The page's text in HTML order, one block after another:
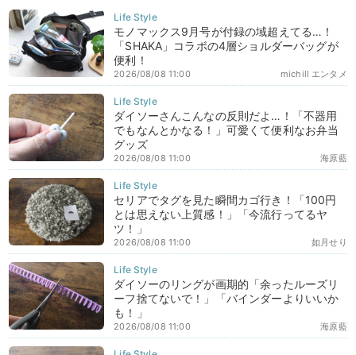
モノマックス9月号が付録の域超えてる…！
「SHAKA」コラボの4層ショルダーバッグが
便利！
michill エンタメ
2026/08/08 11:00
ダイソーさんこんなの反則だよ…！「不器用
でもなんとかなる！」可愛くて便利なお弁当
グッズ
海原藍
2026/08/08 11:00
セリアでタグを見た瞬間カゴ行き！「100円
とは思えない上質感！」「今流行ってるヤ
ツ！」
如月せり
2026/08/08 11:00
ダイソーのリングが画期的「余ったルーズリ
ーフ捨てないで！」「バインダーよりいいか
も！」
海原藍
2026/08/08 11:00